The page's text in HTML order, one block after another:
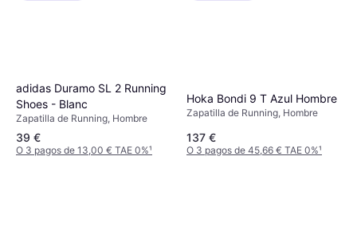
adidas Duramo SL 2 Running
Shoes - Blanc
Zapatilla de Running, Hombre
39 €
O 3 pagos de 13,00 € TAE 0%¹
Hoka Bondi 9 T Azul Hombre
Zapatilla de Running, Hombre
137 €
O 3 pagos de 45,66 € TAE 0%¹